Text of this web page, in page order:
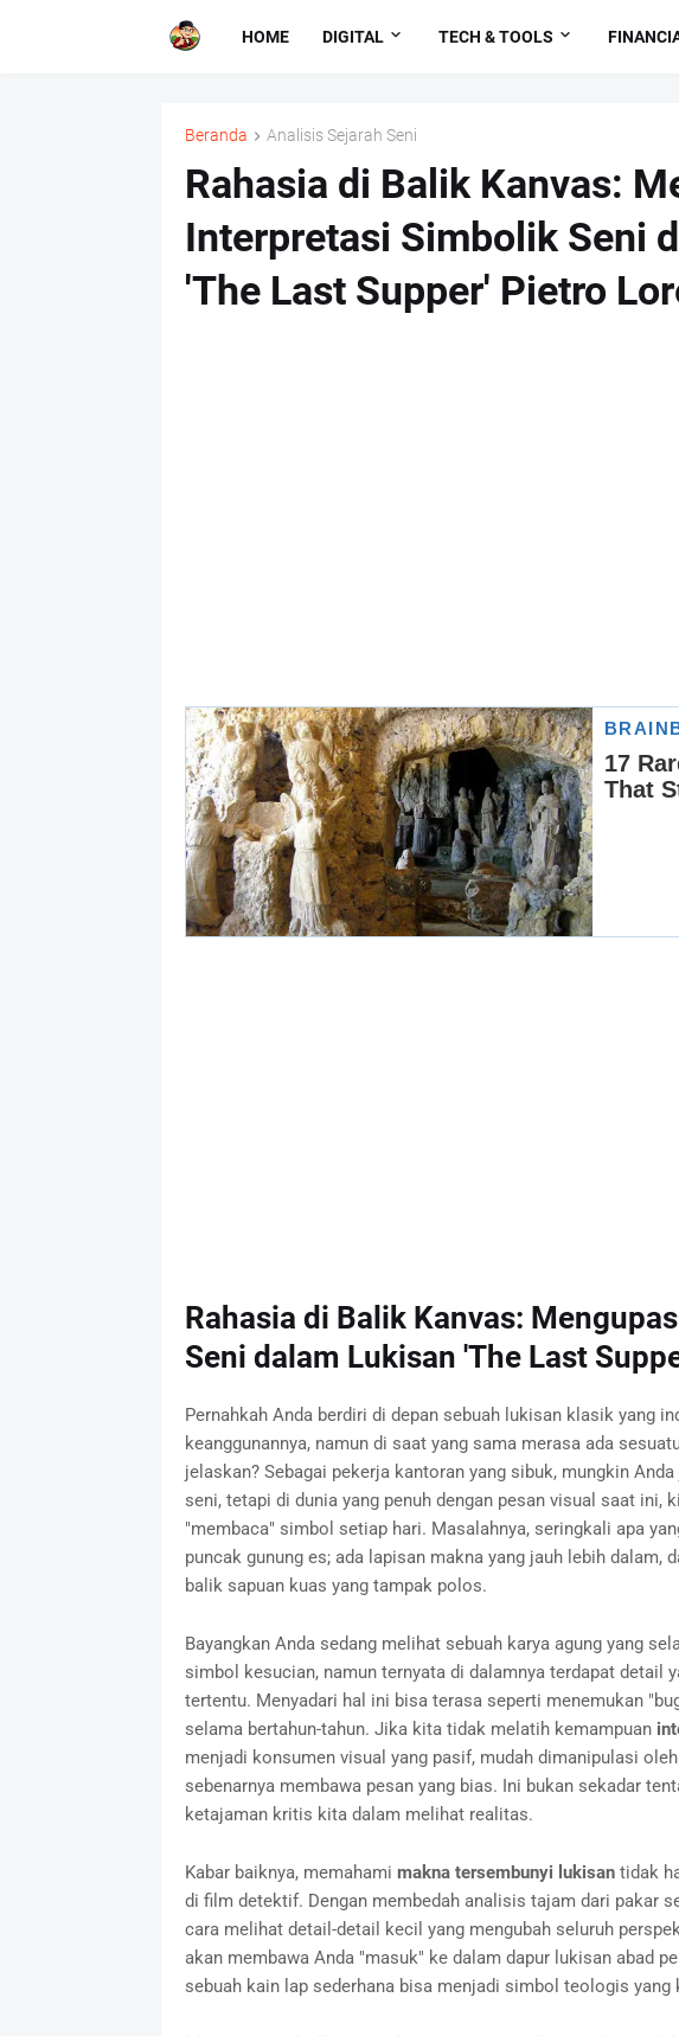
HOME DIGITAL TECH & TOOLS
Beranda Analisis Sejarah Seni
Rahasia di Balik Kanvas:
Interpretasi Simbolik Seni
'The Last Supper' Pietro
Rahasia di Balik Kanvas:
Seni dalam Lukisan 'The Last
Pernahkah Anda berdiri di depan sebuah lukisan klasik yang
keanggunannya, namun di saat yang sama merasa ada
jelaskan? Sebagai pekerja kantoran yang sibuk, mungkin
seni, tetapi di dunia yang penuh dengan pesan visual saat ini,
"membaca" simbol setiap hari. Masalahnya, seringkali apa
puncak gunung es; ada lapisan makna yang jauh lebih dalam,
balik sapuan kuas yang tampak polos.
Bayangkan Anda sedang melihat sebuah karya agung yang
simbol kesucian, namun ternyata di dalamnya terdapat detail
tertentu. Menyadari hal ini bisa terasa seperti menemukan
selama bertahun-tahun. Jika kita tidak melatih kemampuan
menjadi konsumen visual yang pasif, mudah dimanipulasi
sebenarnya membawa pesan yang bias. Ini bukan sekadar
ketajaman kritis kita dalam melihat realitas.
Kabar baiknya, memahami makna tersembunyi lukisantidak
di film detektif. Dengan membedah analisis tajam dari pakar
cara melihat detail-detail kecil yang mengubah seluruh
akan membawa Anda "masuk" ke dalam dapur lukisan abad
sebuah kain lap sederhana bisa menjadi simbol teologis